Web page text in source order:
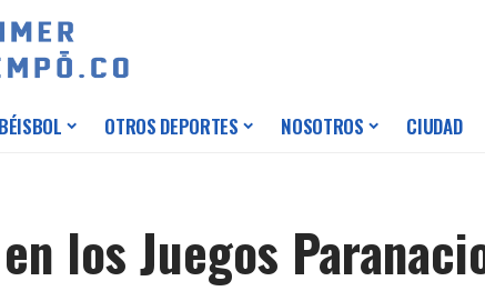
BÉISBOL OTROS DEPORTES NOSOTROS CIUDAD
los Juegos